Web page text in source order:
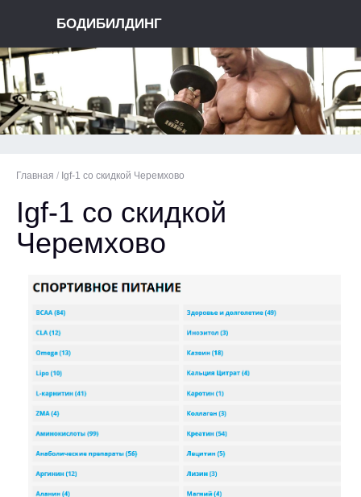
БОДИБИЛДИНГ
Главная / Igf-1 со скидкой Черемхово
Igf-1 со скидкой
Черемхово